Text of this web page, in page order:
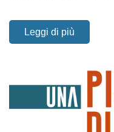
Leggi di più